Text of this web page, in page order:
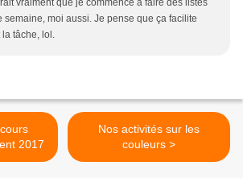
vraiment que je commence à faire des listes
semaine, moi aussi. Je pense que ça facilite
tâche, lol.
2017
Nos activités sur les
couleurs >